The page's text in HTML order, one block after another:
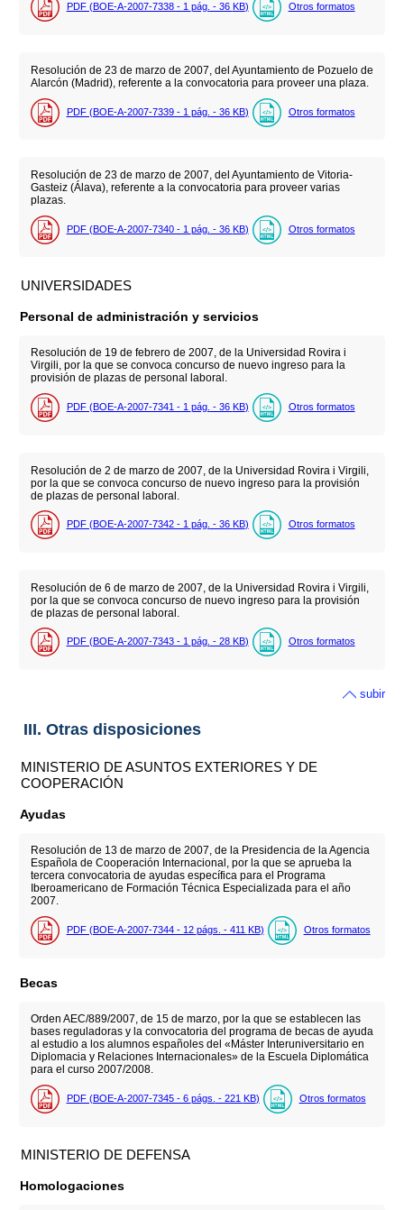
PDF (BOE-A-2007-7338 - 1 pág. - 36 KB) Otros formatos
Resolución de 23 de marzo de 2007, del Ayuntamiento de Pozuelo de
Alarcón (Madrid), referente a la convocatoria para proveer una plaza.
PDF (BOE-A-2007-7339 - 1 pág. - 36 KB) Otros formatos
Resolución de 23 de marzo de 2007, del Ayuntamiento de Vitoria-
Gasteiz (Álava), referente a la convocatoria para proveer varias
plazas.
PDF (BOE-A-2007-7340 - 1 pág. - 36 KB) Otros formatos
UNIVERSIDADES
Personal de administración y servicios
Resolución de 19 de febrero de 2007, de la Universidad Rovira i
Virgili, por la que se convoca concurso de nuevo ingreso para la
provisión de plazas de personal laboral.
PDF (BOE-A-2007-7341 - 1 pág. - 36 KB) Otros formatos
Resolución de 2 de marzo de 2007, de la Universidad Rovira i Virgili,
por la que se convoca concurso de nuevo ingreso para la provisión
de plazas de personal laboral.
PDF (BOE-A-2007-7342 - 1 pág. - 36 KB) Otros formatos
Resolución de 6 de marzo de 2007, de la Universidad Rovira i Virgili,
por la que se convoca concurso de nuevo ingreso para la provisión
de plazas de personal laboral.
PDF (BOE-A-2007-7343 - 1 pág. - 28 KB) Otros formatos
subir
III. Otras disposiciones
MINISTERIO DE ASUNTOS EXTERIORES Y DE
COOPERACIÓN
Ayudas
Resolución de 13 de marzo de 2007, de la Presidencia de la Agencia
Española de Cooperación Internacional, por la que se aprueba la
tercera convocatoria de ayudas específica para el Programa
Iberoamericano de Formación Técnica Especializada para el año
2007.
PDF (BOE-A-2007-7344 - 12 págs. - 411 KB) Otros formatos
Becas
Orden AEC/889/2007, de 15 de marzo, por la que se establecen las
bases reguladoras y la convocatoria del programa de becas de ayuda
al estudio a los alumnos españoles del «Máster Interuniversitario en
Diplomacia y Relaciones Internacionales» de la Escuela Diplomática
para el curso 2007/2008.
PDF (BOE-A-2007-7345 - 6 págs. - 221 KB) Otros formatos
MINISTERIO DE DEFENSA
Homologaciones